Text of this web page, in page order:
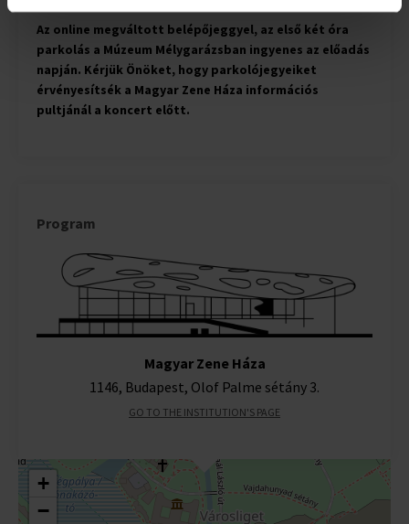
Az online megváltott belépőjeggyel, az első két óra
parkolás a Múzeum Mélygarázsban ingyenes az előadás
napján. Kérjük Önöket, hogy parkolójegyeiket
érvényesítsék a Magyar Zene Háza információs
pultjánál a koncert előtt.
Program
Magyar Zene Háza
1146, Budapest, Olof Palme sétány 3.
GO TO THE INSTITUTION'S PAGE
+
−